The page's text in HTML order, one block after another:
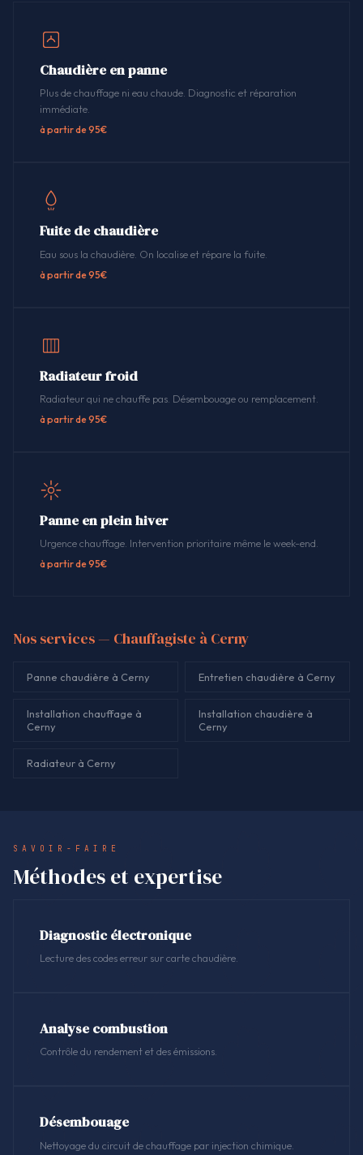
Chaudière en panne
Plus de chauffage ni eau chaude. Diagnostic et réparation
immédiate.
à partir de 95€
Fuite de chaudière
Eau sous la chaudière. On localise et répare la fuite.
à partir de 95€
Radiateur froid
Radiateur qui ne chauffe pas. Désembouage ou remplacement.
à partir de 95€
Panne en plein hiver
Urgence chauffage. Intervention prioritaire même le week-end.
à partir de 95€
Nos services — Chauffagiste à Cerny
Panne chaudière à Cerny Entretien chaudière à Cerny
Installation chauffage à
Cerny
Installation chaudière à
Cerny
Radiateur à Cerny
SAVOIR-FAIRE
Méthodes et expertise
Diagnostic électronique
Lecture des codes erreur sur carte chaudière.
Analyse combustion
Contrôle du rendement et des émissions.
Désembouage
Nettoyage du circuit de chauffage par injection chimique.